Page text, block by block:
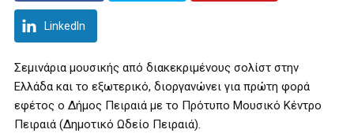
LinkedIn
Σεμινάρια μουσικής από διακεκριμένους σολίστ στην
Ελλάδα και το εξωτερικό, διοργανώνει για πρώτη φορά
εφέτος ο Δήμος Πειραιά με το Πρότυπο Μουσικό Κέντρο
Πειραιά (Δημοτικό Ωδείο Πειραιά).